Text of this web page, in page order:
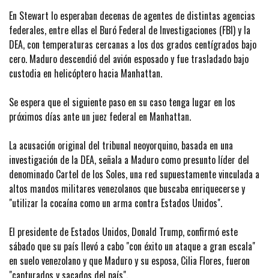
En Stewart lo esperaban decenas de agentes de distintas agencias
federales, entre ellas el Buró Federal de Investigaciones (FBI) y la
DEA, con temperaturas cercanas a los dos grados centígrados bajo
cero. Maduro descendió del avión esposado y fue trasladado bajo
custodia en helicóptero hacia Manhattan.
Se espera que el siguiente paso en su caso tenga lugar en los
próximos días ante un juez federal en Manhattan.
La acusación original del tribunal neoyorquino, basada en una
investigación de la DEA, señala a Maduro como presunto líder del
denominado Cartel de los Soles, una red supuestamente vinculada a
altos mandos militares venezolanos que buscaba enriquecerse y
"utilizar la cocaína como un arma contra Estados Unidos".
El presidente de Estados Unidos, Donald Trump, confirmó este
sábado que su país llevó a cabo "con éxito un ataque a gran escala"
en suelo venezolano y que Maduro y su esposa, Cilia Flores, fueron
"capturados y sacados del país".